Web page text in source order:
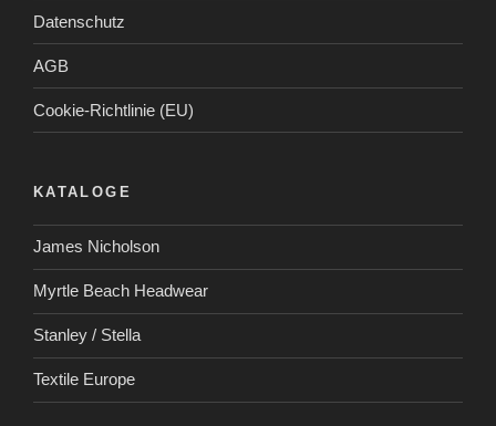
Datenschutz
AGB
Cookie-Richtlinie (EU)
KATALOGE
James Nicholson
Myrtle Beach Headwear
Stanley / Stella
Textile Europe